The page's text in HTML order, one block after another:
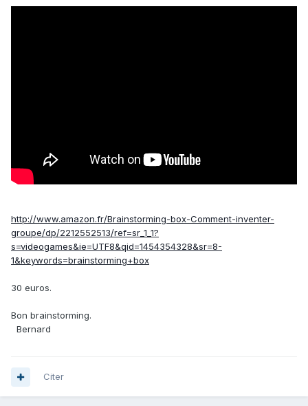
http://www.amazon.fr/Brainstorming-box-Comment-inventer-
groupe/dp/2212552513/ref=sr_1_1?
s=videogames&ie=UTF8&qid=1454354328&sr=8-
1&keywords=brainstorming+box
30 euros.
Bon brainstorming.
Bernard
Citer